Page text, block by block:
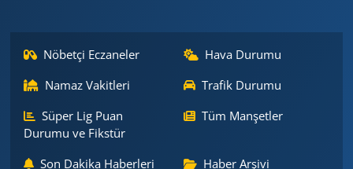
Nöbetçi Eczaneler
Hava Durumu
Namaz Vakitleri
Trafik Durumu
Süper Lig Puan
Durumu ve Fikstür
Tüm Manşetler
Son Dakika Haberleri Haber Arşivi